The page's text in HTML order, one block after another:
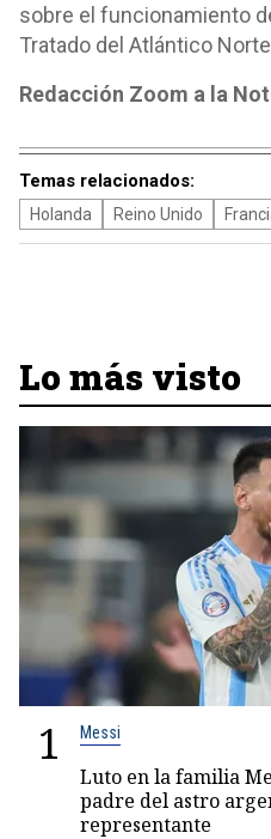
sobre el funcionamiento
Tratado del Atlántico
Redacción Zoom a la
Temas relacionados:
Holanda Reino Unido
Lo más visto
1 Messi
Luto en la familia
padre del astro
representante